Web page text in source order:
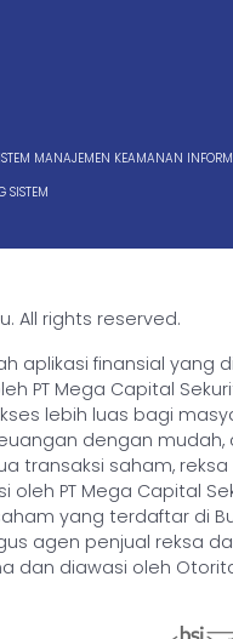
MANAJEMEN KEAMANAN
SISTEM
All rights reserved.
aplikasi finansial yang
PT Mega Capital
lebih luas bagi
dengan mudah,
transaksi saham,
oleh PT Mega Capital
yang terdaftar di
agen penjual reksa
dan diawasi oleh